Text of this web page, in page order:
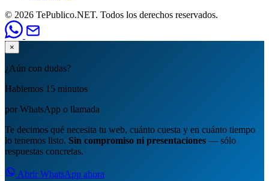
© 2026 TePublico.NET. Todos los derechos reservados.
×
¿Aún con dudas?
Hablemos 15 minutos
por WhatsApp o llamada
Te decimos qué necesita tu web, cuánto cuesta y en cuánto tiempo
lo tenemos listo. Sin compromiso ni presentaciones — sólo
respuestas concretas.
Abrir WhatsApp ahora